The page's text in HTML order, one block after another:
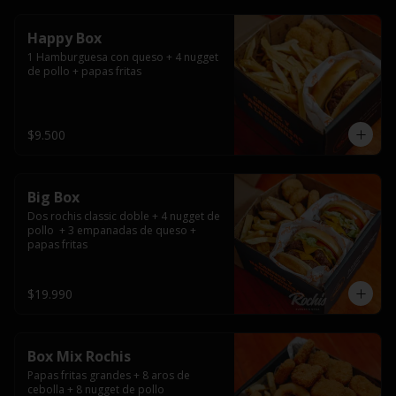
Happy Box
1 Hamburguesa con queso + 4 nugget
de pollo + papas fritas
$9.500
Big Box
Dos rochis classic doble + 4 nugget de
pollo  + 3 empanadas de queso +
papas fritas
$19.990
Box Mix Rochis
Papas fritas grandes + 8 aros de
cebolla + 8 nugget de pollo